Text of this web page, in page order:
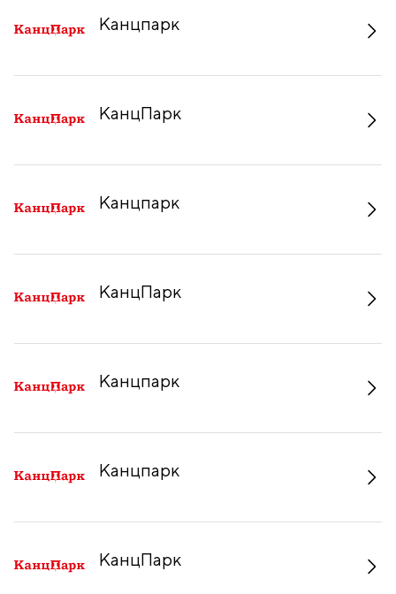
Канцпарк
КанцПарк
Канцпарк
КанцПарк
Канцпарк
Канцпарк
КанцПарк